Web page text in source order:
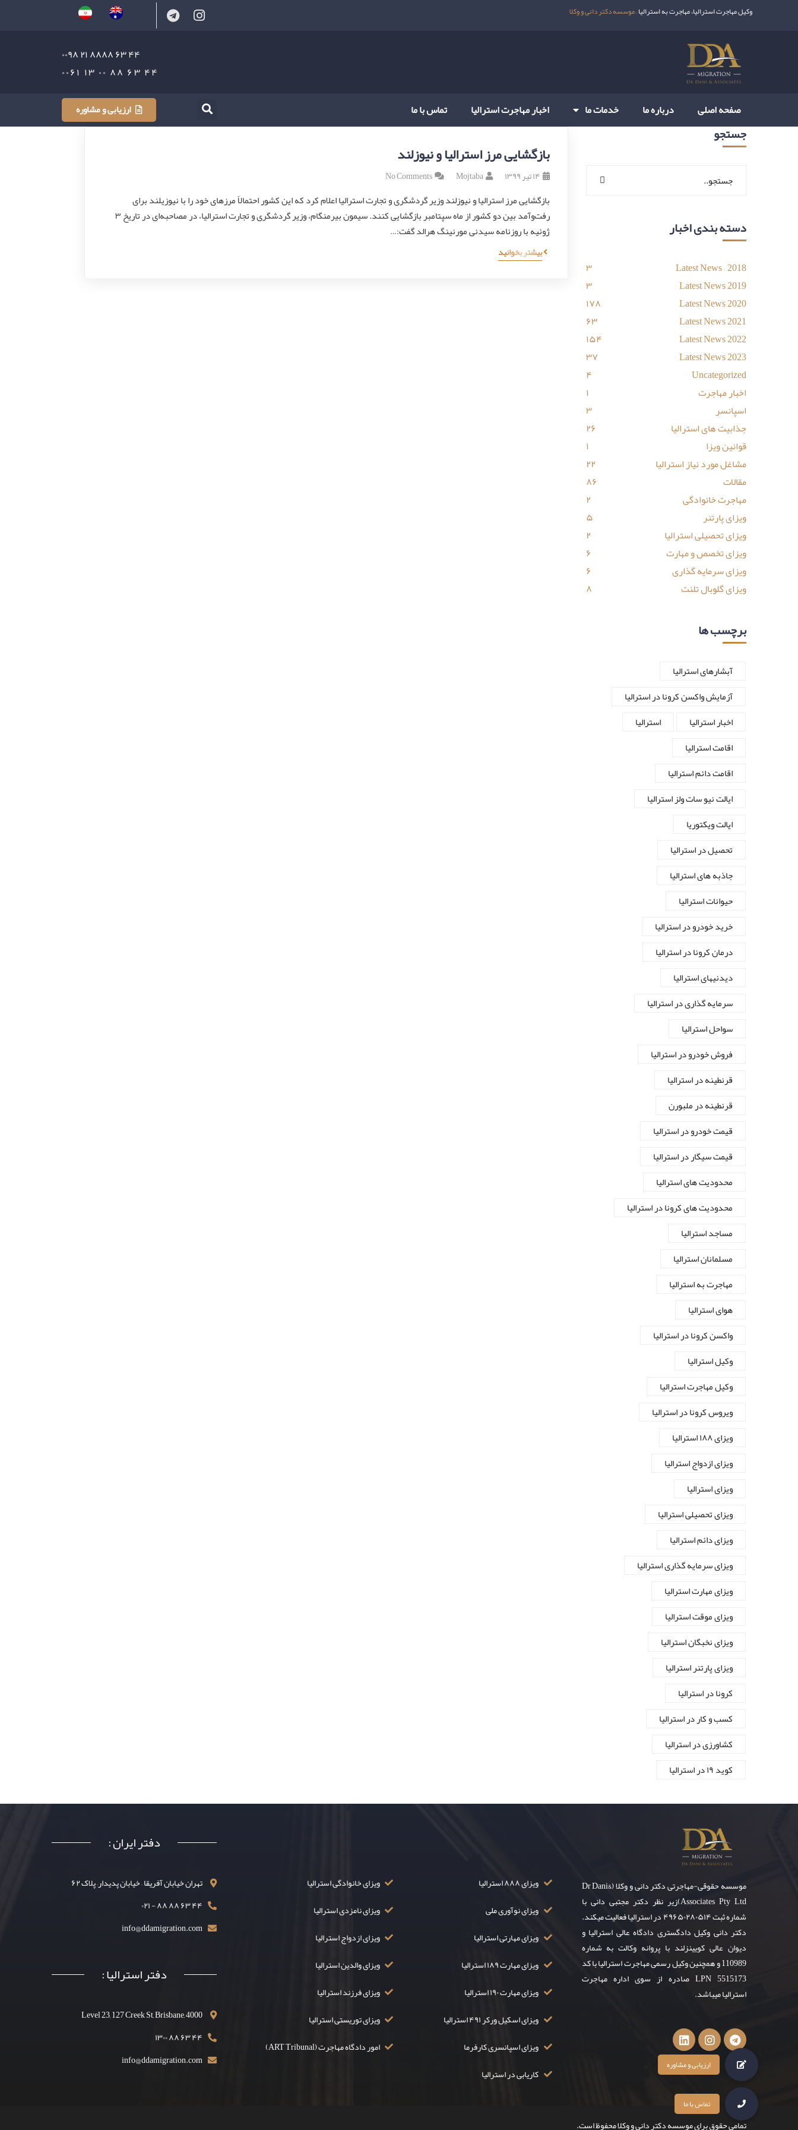
وکیل مهاجرت استرالیا، مهاجرت به استرالیا –موسسه دکتر دانی و وکلا
۴۴ ۶۳ ۸۸۸۸ ۲۱ ۰۰۹۸
۴۴ ۶۳ ۸۸ ۰۰ ۱۳ ۰۰۶۱
صفحه اصلی
درباره ما خدمات ما اخبار مهاجرت استرالیا تماس با ما ارزیابی و مشاوره
بازگشایی مرز استرالیا و نیوزلند
۱۴ تیر ۱۳۹۹ Mojtaba
No Comments
بازگشایی مرز استرالیا و نیوزلند وزیر گردشگری و تجارت استرالیا اعلام کرد که این کشور احتمالاً مرزهای خود را با نیوزیلند برای
رفت‌وآمد بین دو کشور از ماه سپتامبر بازگشایی کنند. سیمون بیرمنگام، وزیر گردشگری و تجارت استرالیا، در مصاحبه‌ای در تاریخ ۳
ژوئیه با روزنامه سیدنی مورنینگ هرالد گفت:…
بیشتر بخوانید
جستجو
دسته بندی اخبار
Latest News – 2018
۳
Latest News 2019
۳
Latest News 2020
۱۷۸
Latest News 2021
۶۳
Latest News 2022
۱۵۴
Latest News 2023
۳۷
Uncategorized
۴
اخبار مهاجرت
۱
اسپانسر
۳
جذابیت های استرالیا
۲۶
قوانین ویزا
۱
مشاغل مورد نیاز استرالیا
۲۲
مقالات
۸۶
مهاجرت خانوادگی
۲
ویزای پارتنر
۵
ویزای تحصیلی استرالیا
۲
ویزای تخصص و مهارت
۶
ویزای سرمایه گذاری
۶
ویزای گلوبال تلنت
۸
برچسب ها
آبشارهای استرالیا
آزمایش واکسن کرونا در استرالیا
اخبار استرالیا
استرالیا
اقامت استرالیا
اقامت دائم استرالیا
ایالت نیو سات ولز استرالیا
ایالت ویکتوریا
تحصیل در استرالیا
جاذبه های استرالیا
حیوانات استرالیا
خرید خودرو در استرالیا
درمان کرونا در استرالیا
دیدنیهای استرالیا
سرمایه گذاری در استرالیا
سواحل استرالیا
فروش خودرو در استرالیا
قرنطینه در استرالیا
قرنطینه در ملبورن
قیمت خودرو در استرالیا
قیمت سیگار در استرالیا
محدودیت های استرالیا
محدودیت های کرونا در استرالیا
مساجد استرالیا
مسلمانان استرالیا
مهاجرت به استرالیا
هوای استرالیا
واکسن کرونا در استرالیا
وکیل استرالیا
وکیل مهاجرت استرالیا
ویروس کرونا در استرالیا
ویزای ۱۸۸ استرالیا
ویزای ازدواج استرالیا
ویزای استرالیا
ویزای تحصیلی استرالیا
ویزای دائم استرالیا
ویزای سرمایه گذاری استرالیا
ویزای مهارت استرالیا
ویزای موقت استرالیا
ویزای نخبگان استرالیا
ویزای پارتنر استرالیا
کرونا در استرالیا
کسب و کار در استرالیا
کشاورزی در استرالیا
کوید ۱۹ در استرالیا
موسسه حقوقی-مهاجرتی دکتر دانی و وکلا (Dr Dani&
Associates Pty Ltd)زیر نظر دکتر مجتبی دانی با
شماره ثبت ۴۹۶۵۰۲۸۰۵۱۴ در استرالیا فعالیت میکند.
دکتر دانی وکیل دادگستری دادگاه عالی استرالیا و
دیوان عالی کویینزلند با پروانه وکالت به شماره
110989 و همچنین وکیل رسمی مهاجرت استرالیا با کد
LPN 5515173 صادره از سوی اداره مهاجرت
استرالیا میباشد.
ویزای ۸۸۸ استرالیا
ویزای نوآوری ملی
ویزای مهارتی استرالیا
ویزای مهارت ۱۸۹ استرالیا
ویزای مهارت ۱۹۰ استرالیا
ویزای اسکیل ورکر ۴۹۱ استرالیا
ویزای اسپانسری کارفرما
کاریابی در استرالیا
ویزای خانوادگی استرالیا
ویزای نامزدی استرالیا
ویزای ازدواج استرالیا
ویزای والدین استرالیا
ویزای فرزند استرالیا
ویزای توریستی استرالیا
امور دادگاه مهاجرت (ART Tribunal)
دفتر ایران :
تهران خیابان آفریقا – خیابان پدیدار– پلاک ۶۲
۴۴ ۶۳ ۸۸ ۸۸ - ۰۲۱
info@ddamigration.com
دفتر استرالیا :
Level 23, 127 Creek St, Brisbane, 4000
۴۴ ۶۳ ۸۸ ۱۳۰۰
info@ddamigration.com
تمامی حقوق برای موسسه دکتر دانی و وکلا محفوظ است.